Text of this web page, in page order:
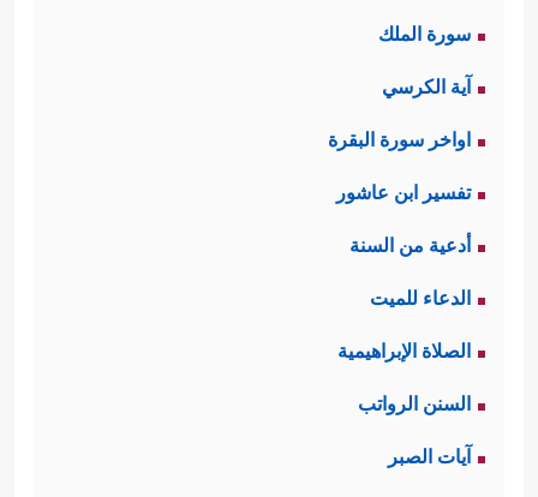
صالحة في بناء المجتمع، فكيف بالبيت
الذي هو المثل
وهنا ملحوظةٌ دقيقة، وهي أنَّ أُمَّهات
المؤمنين كلّهنَّ مِمَّن اختار اللهَ ورسولَه
والدارَ الآخرة؛ إذ لو كانت واحدة منهنَّ
ترجو الدنيا وزينتها، لفارَقَها رسولُ الله
ﷺوسرَّحَها سراحًا جميلًا.
سورة الملك
آية الكرسي
اواخر سورة البقرة
تفسير ابن عاشور
أدعية من السنة
الدعاء للميت
الصلاة الإبراهيمية
السنن الرواتب
آيات الصبر